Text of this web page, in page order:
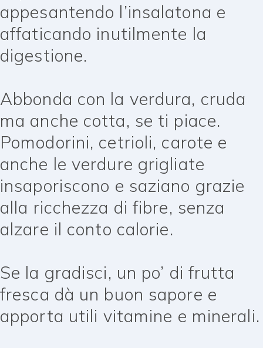
appesantendo l’insalatona e
affaticando inutilmente la
digestione.
Abbonda con la verdura, cruda
ma anche cotta, se ti piace.
Pomodorini, cetrioli, carote e
anche le verdure grigliate
insaporiscono e saziano grazie
alla ricchezza di fibre, senza
alzare il conto calorie.
Se la gradisci, un po’ di frutta
fresca dà un buon sapore e
apporta utili vitamine e minerali.